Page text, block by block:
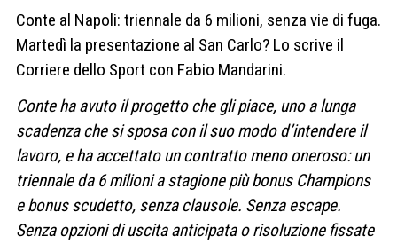
Conte al Napoli: triennale da 6 milioni, senza vie di fuga.
Martedì la presentazione al San Carlo? Lo scrive il
Corriere dello Sport con Fabio Mandarini.
Conte ha avuto il progetto che gli piace, uno a lunga
scadenza che si sposa con il suo modo d’intendere il
lavoro, e ha accettato un contratto meno oneroso: un
triennale da 6 milioni a stagione più bonus Champions
e bonus scudetto, senza clausole. Senza escape.
Senza opzioni di uscita anticipata o risoluzione fissate